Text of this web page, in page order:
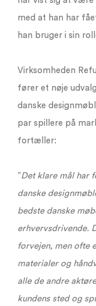
med at han har
han bruger i sin
Virksomheden
fører et nøje
danske
par spillere på
fortæller:
”Det klare mål har
danske
bedste danske
erhvervsdrivende.
forvejen, men ofte
materialer og
alle de andre
kundens sted og